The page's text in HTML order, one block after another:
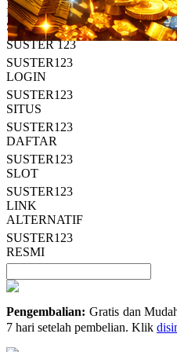
Read
13
Reviews.
Tautan
halaman
yang
sama.
HT OFFICIAL
SUSTER123
SUSTER 123
SUSTER123
LOGIN
SUSTER123
SITUS
SUSTER123
DAFTAR
SUSTER123
SLOT
SUSTER123
LINK
ALTERNATIF
SUSTER123
RESMI
Pengembalian: Gratis dan
7 hari setelah pembelian. Klik